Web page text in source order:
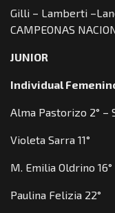
Gilli – Lamberti
CAMPEONAS
JUNIOR
Individual
Alma Pastorizo 2° –
Violeta Sarra 11°
M. Emilia Oldrino 16°
Paulina Felizia 22°